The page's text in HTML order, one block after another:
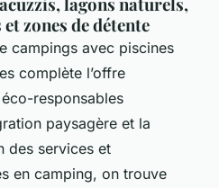
zones de détente
campings avec piscines
complète l’offre
responsables
paysagère et la
des services et
en camping, on trouve